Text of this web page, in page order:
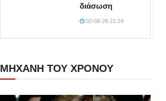
διάσωση
02-08-26 21:24
ΜΗΧΑΝΗ ΤΟΥ ΧΡΟΝΟΥ